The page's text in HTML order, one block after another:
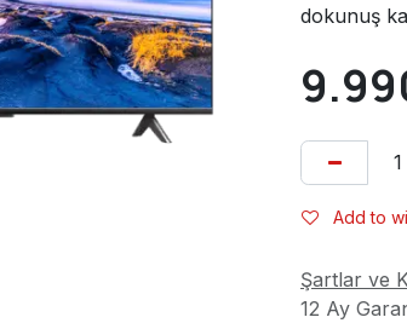
dokunuş
Add to
Şartlar ve
12 Ay